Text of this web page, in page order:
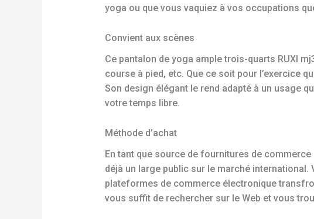
yoga ou que vous vaquiez à vos occupations
Convient aux scènes
Ce pantalon de yoga ample trois-quarts RUXI
course à pied, etc. Que ce soit pour l’exercice
Son design élégant le rend adapté à un usage
votre temps libre.
Méthode d’achat
En tant que source de fournitures de
déjà un large public sur le marché
plateformes de commerce électronique
vous suffit de rechercher sur le Web et vous